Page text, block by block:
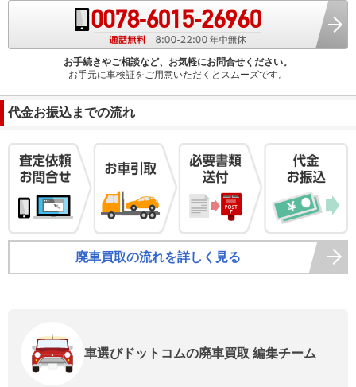
お手続きやご相談など、お気軽にお問合せください。
お手元に車検証をご用意いただくとスムーズです。
代金お振込までの流れ
廃車買取の流れを詳しく見る
車選びドットコムの廃車買取 編集チーム